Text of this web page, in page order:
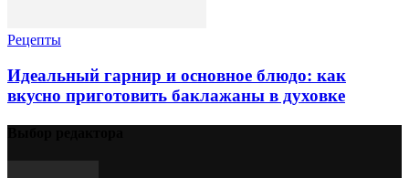
Рецепты
Идеальный гарнир и основное блюдо: как
вкусно приготовить баклажаны в духовке